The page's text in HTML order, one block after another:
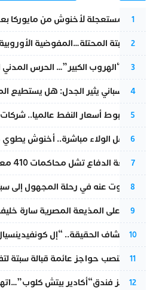
1
عودة مستعجلة لأخنوش من مايوركا
2
أزمة سبتة المحتلة…المفوضية
3
عملية “الهروب الكبير”… الحرس
4
تقرير إسباني يثير الجدل: هل يستطيع
5
رغم هبوط أسعار النفط عالميا..
6
بعد حفل الولاء مباشرة.. أخنوش
7
مقاطعة الدفاع تشل محاكمات 410 معتقلين.. والنيابة العامة تبحث عن حل قانوني
8
المسكوت عنه في رحلة المجهول إلى
9
الحكم على المذيعة المصرية سارة خليفة و12 متهما بالإعدام في قضية هزت بلاد
10
بعد انكشاف الحقيقة.. “إل
11
إسبانيا تنصب حواجز عائمة قبالة سبتة
12
أزمة تهز فندق“أكادير بيتش